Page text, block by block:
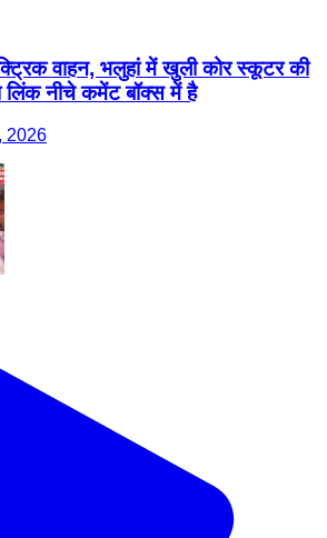
वाहन, भलुहां में खुली कोर स्कूटर की
लिंक नीचे कमेंट बॉक्स में है
2026